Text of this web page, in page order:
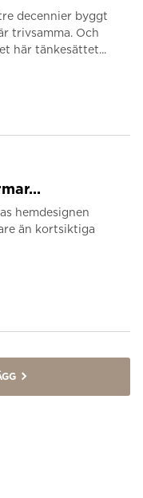
decennier byggt
trivsamma. Och
här tänkesättet...
hemdesignen
än kortsiktiga